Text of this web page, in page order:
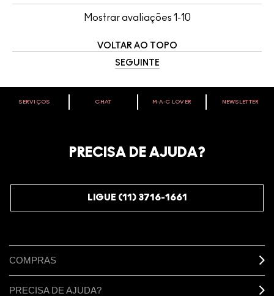
Mostrar avaliações 1-10
VOLTAR AO TOPO
SEGUINTE
VOCÊ É M·A·C LOVER?
começando com 10% de desconto na sua próxima compra.
SERVIÇOS CHAT M∙A∙C LOVER NEWSLETTER
PRECISA DE AJUDA?
LIGUE (11) 3716-1661
COMPRAS
PRECISA DE AJUDA?